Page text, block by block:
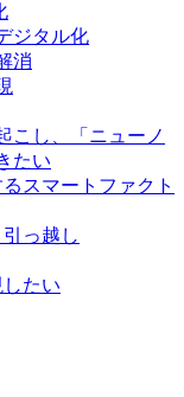
ジタル化
消
こし、「ニューノ
たい
スマートファクト
っ越し
たい